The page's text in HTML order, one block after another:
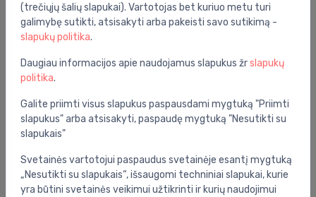
Radiatorių ventilių reguliavimas
Termostatinė galva M30x1.5, balta
(trečiųjų šalių slapukai). Vartotojas bet kuriuo metu turi
galimybę sutikti, atsisakyti arba pakeisti savo sutikimą -
slapukų politika.
Daugiau informacijos apie naudojamus slapukus žrslapukų
politika.
Galite priimti visus slapukus paspausdami mygtuką "Priimti
slapukus" arba atsisakyti, paspaudę mygtuką "Nesutikti su
slapukais"
Svetainės vartotojui paspaudus svetainėje esantį mygtuką
„Nesutikti su slapukais“, išsaugomi techniniai slapukai, kurie
yra būtini svetainės veikimui užtikrinti ir kurių naudojimui